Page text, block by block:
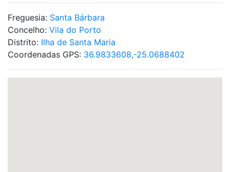
Freguesia: Santa Bárbara
Concelho: Vila do Porto
Distrito: Ilha de Santa Maria
Coordenadas GPS: 36.9833608,-25.0688402